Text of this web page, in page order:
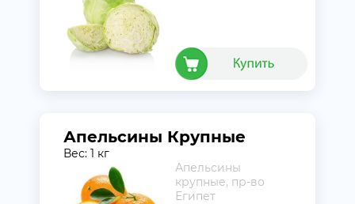
Апельсины Крупные
Вес: 1 кг
Апельсины
крупные, пр-во
Египет